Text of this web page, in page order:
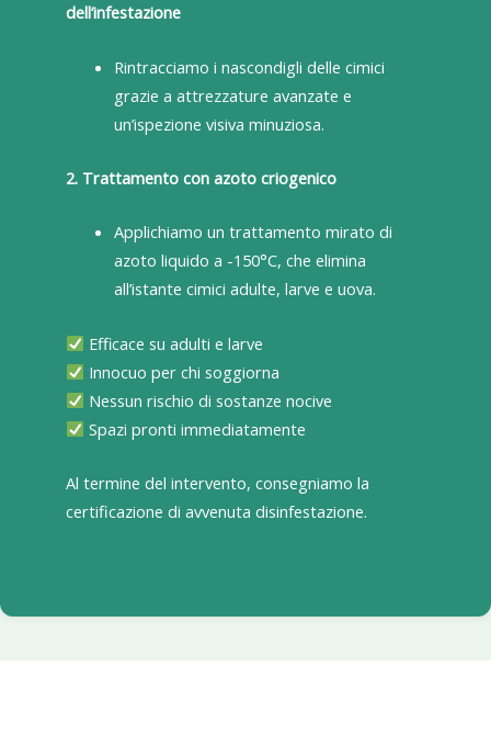
dell’infestazione
Rintracciamo i nascondigli delle cimici
grazie a attrezzature avanzate e
un’ispezione visiva minuziosa.
2. Trattamento con azoto criogenico
Applichiamo un trattamento mirato di
azoto liquido a -150°C, che elimina
all’istante cimici adulte, larve e uova.
Efficace su adulti e larve
Innocuo per chi soggiorna
Nessun rischio di sostanze nocive
Spazi pronti immediatamente
Al termine del intervento, consegniamo la
certificazione di avvenuta disinfestazione.